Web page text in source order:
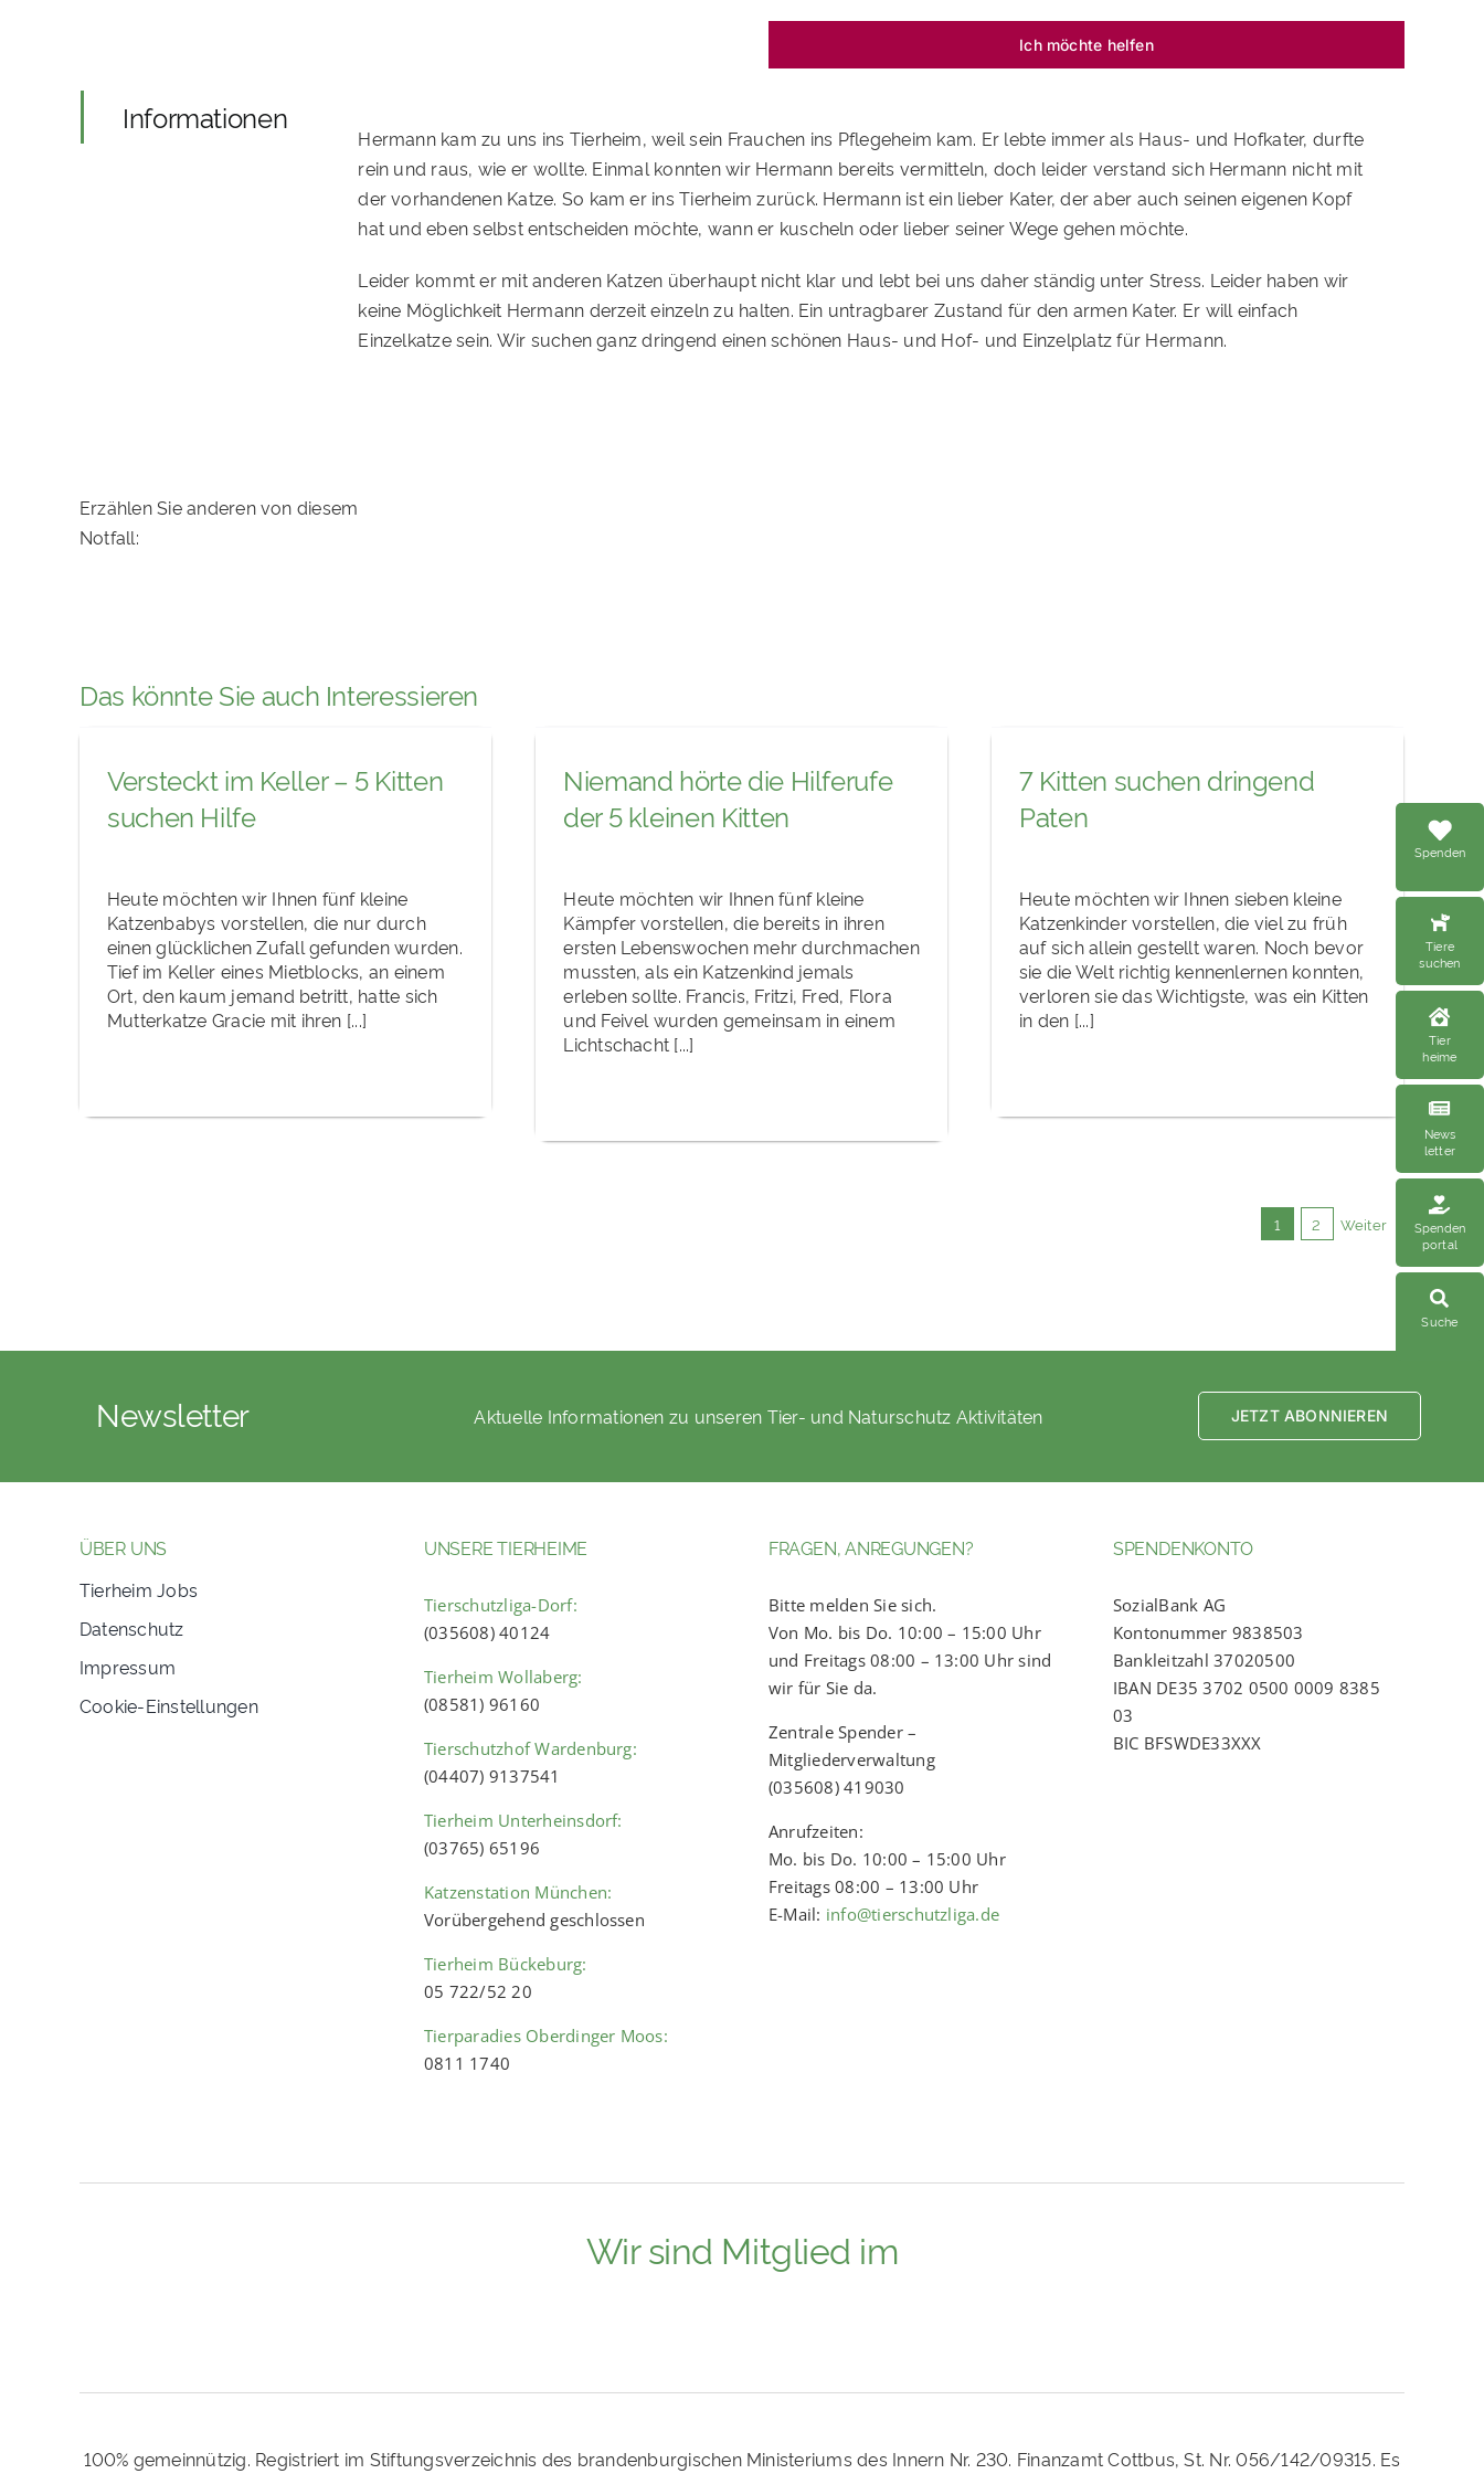
Spenden
Tiere
suchen
Tier
heime
News
letter
Spenden
portal
Suche
Ich möchte helfen
Informationen
Hermann kam zu uns ins Tierheim, weil sein Frauchen ins Pflegeheim kam. Er lebte immer als Haus- und Hofkater, durfte
rein und raus, wie er wollte. Einmal konnten wir Hermann bereits vermitteln, doch leider verstand sich Hermann nicht mit
der vorhandenen Katze. So kam er ins Tierheim zurück. Hermann ist ein lieber Kater, der aber auch seinen eigenen Kopf
hat und eben selbst entscheiden möchte, wann er kuscheln oder lieber seiner Wege gehen möchte.
Leider kommt er mit anderen Katzen überhaupt nicht klar und lebt bei uns daher ständig unter Stress. Leider haben wir
keine Möglichkeit Hermann derzeit einzeln zu halten. Ein untragbarer Zustand für den armen Kater. Er will einfach
Einzelkatze sein. Wir suchen ganz dringend einen schönen Haus- und Hof- und Einzelplatz für Hermann.
Erzählen Sie anderen von diesem
Notfall:
Das könnte Sie auch Interessieren
Versteckt im Keller – 5 Kitten
suchen Hilfe
Heute möchten wir Ihnen fünf kleine
Katzenbabys vorstellen, die nur durch
einen glücklichen Zufall gefunden wurden.
Tief im Keller eines Mietblocks, an einem
Ort, den kaum jemand betritt, hatte sich
Mutterkatze Gracie mit ihren [...]
Niemand hörte die Hilferufe
der 5 kleinen Kitten
Heute möchten wir Ihnen fünf kleine
Kämpfer vorstellen, die bereits in ihren
ersten Lebenswochen mehr durchmachen
mussten, als ein Katzenkind jemals
erleben sollte. Francis, Fritzi, Fred, Flora
und Feivel wurden gemeinsam in einem
Lichtschacht [...]
7 Kitten suchen dringend
Paten
Heute möchten wir Ihnen sieben kleine
Katzenkinder vorstellen, die viel zu früh
auf sich allein gestellt waren. Noch bevor
sie die Welt richtig kennenlernen konnten,
verloren sie das Wichtigste, was ein Kitten
in den [...]
1 2 Weiter
Newsletter Aktuelle Informationen zu unseren Tier- und Naturschutz Aktivitäten JETZT ABONNIEREN
ÜBER UNS
Tierheim Jobs
Datenschutz
Impressum
Cookie-Einstellungen
UNSERE TIERHEIME
Tierschutzliga-Dorf:
(035608) 40124
Tierheim Wollaberg:
(08581) 96160
Tierschutzhof Wardenburg:
(04407) 9137541
Tierheim Unterheinsdorf:
(03765) 65196
Katzenstation München:
Vorübergehend geschlossen
Tierheim Bückeburg:
05 722/52 20
Tierparadies Oberdinger Moos:
0811 1740
FRAGEN, ANREGUNGEN?
Bitte melden Sie sich.
Von Mo. bis Do. 10:00 – 15:00 Uhr
und Freitags 08:00 – 13:00 Uhr sind
wir für Sie da.
Zentrale Spender –
Mitgliederverwaltung
(035608) 419030
Anrufzeiten:
Mo. bis Do. 10:00 – 15:00 Uhr
Freitags 08:00 – 13:00 Uhr
E-Mail: info@tierschutzliga.de
SPENDENKONTO
SozialBank AG
Kontonummer 9838503
Bankleitzahl 37020500
IBAN DE35 3702 0500 0009 8385
03
BIC BFSWDE33XXX
Wir sind Mitglied im
100% gemeinnützig. Registriert im Stiftungsverzeichnis des brandenburgischen Ministeriums des Innern Nr. 230. Finanzamt Cottbus, St. Nr. 056/142/09315. Es